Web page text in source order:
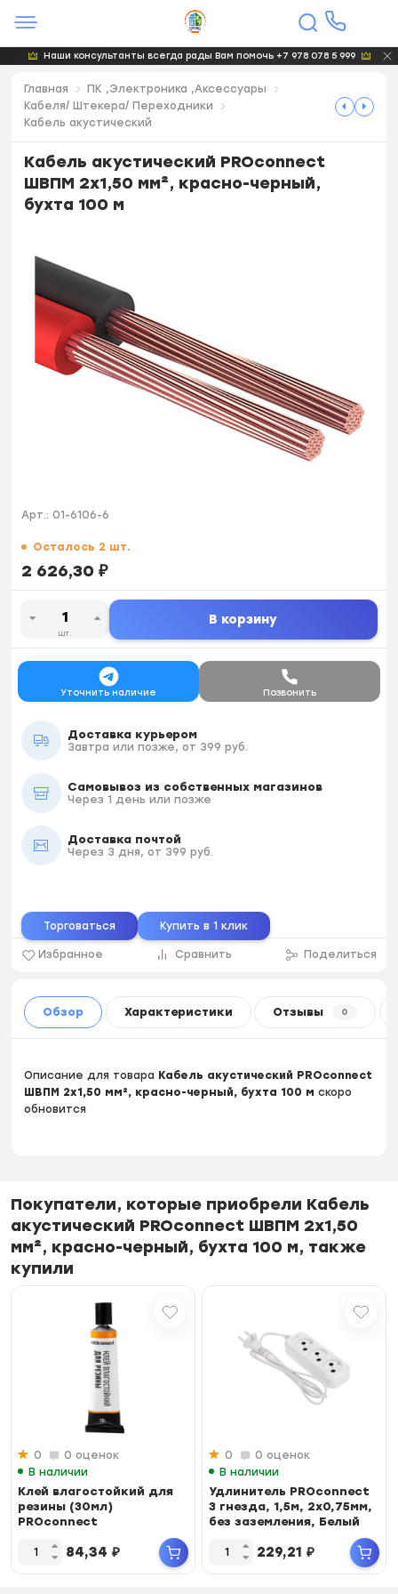
Наши консультанты всегда рады Вам помочь +7 978 078 5 999
Главная
ПК ,Электроника ,Аксессуары
Кабеля/ Штекера/ Переходники
Кабель акустический
Кабель акустический PROconnect
ШВПМ 2х1,50 мм², красно-черный,
бухта 100 м
Арт.: 01-6106-6
Осталось 2 шт.
2 626,30 ₽
шт.
В корзину
Уточнить наличие Позвонить
Доставка курьером
Завтра или позже, от 399 руб.
Самовывоз из собственных магазинов
Через 1 день или позже
Доставка почтой
Через 3 дня, от 399 руб.
Избранное Сравнить Поделиться
Торговаться Купить в 1 клик
Обзор Характеристики Отзывы 0
Описание для товара Кабель акустический PROconnect
ШВПМ 2х1,50 мм², красно-черный, бухта 100 м скоро
обновится
Покупатели, которые приобрели Кабель
акустический PROconnect ШВПМ 2х1,50
мм², красно-черный, бухта 100 м, также
купили
0
0 оценок
В наличии
Клей влагостойкий для
резины (30мл)
PROconnect
84,34 ₽
0
0 оценок
В наличии
Удлинитель PROconnect
3 гнезда, 1,5м, 2х0,75мм,
без заземления, Белый
229,21 ₽